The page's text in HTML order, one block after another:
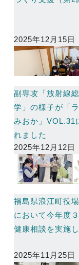
2025年12月15日
副専攻「放射線
学」の様子が「
みおか」VOL.31
れました
2025年12月12日
福島県浪江町役
において今年度
健康相談を実施
2025年11月25日